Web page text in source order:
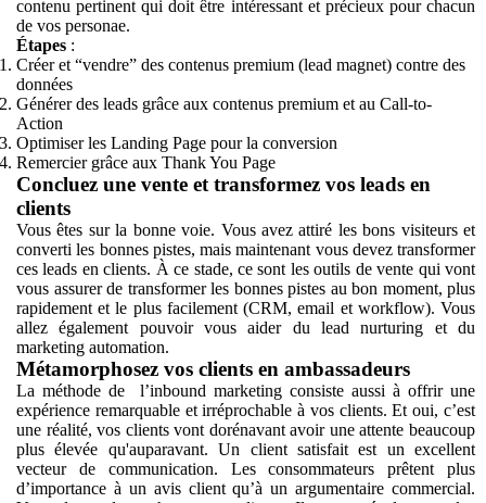
contenu pertinent qui doit être intéressant et précieux pour chacun
de vos personae.
Étapes :
Créer et “vendre” des contenus premium (lead magnet) contre des
données
Générer des leads grâce aux contenus premium et au Call-to-
Action
Optimiser les Landing Page pour la conversion
Remercier grâce aux Thank You Page
Concluez une vente et transformez vos leads en
clients
Vous êtes sur la bonne voie. Vous avez attiré les bons visiteurs et
converti les bonnes pistes, mais maintenant vous devez transformer
ces leads en clients. À ce stade, ce sont les outils de vente qui vont
vous assurer de transformer les bonnes pistes au bon moment, plus
rapidement et le plus facilement (CRM, email et workflow). Vous
allez également pouvoir vous aider du lead nurturing et du
marketing automation.
Métamorphosez vos clients en ambassadeurs
La méthode de l’inbound marketing consiste aussi à offrir une
expérience remarquable et irréprochable à vos clients. Et oui, c’est
une réalité, vos clients vont dorénavant avoir une attente beaucoup
plus élevée qu'auparavant. Un client satisfait est un excellent
vecteur de communication. Les consommateurs prêtent plus
d’importance à un avis client qu’à un argumentaire commercial.